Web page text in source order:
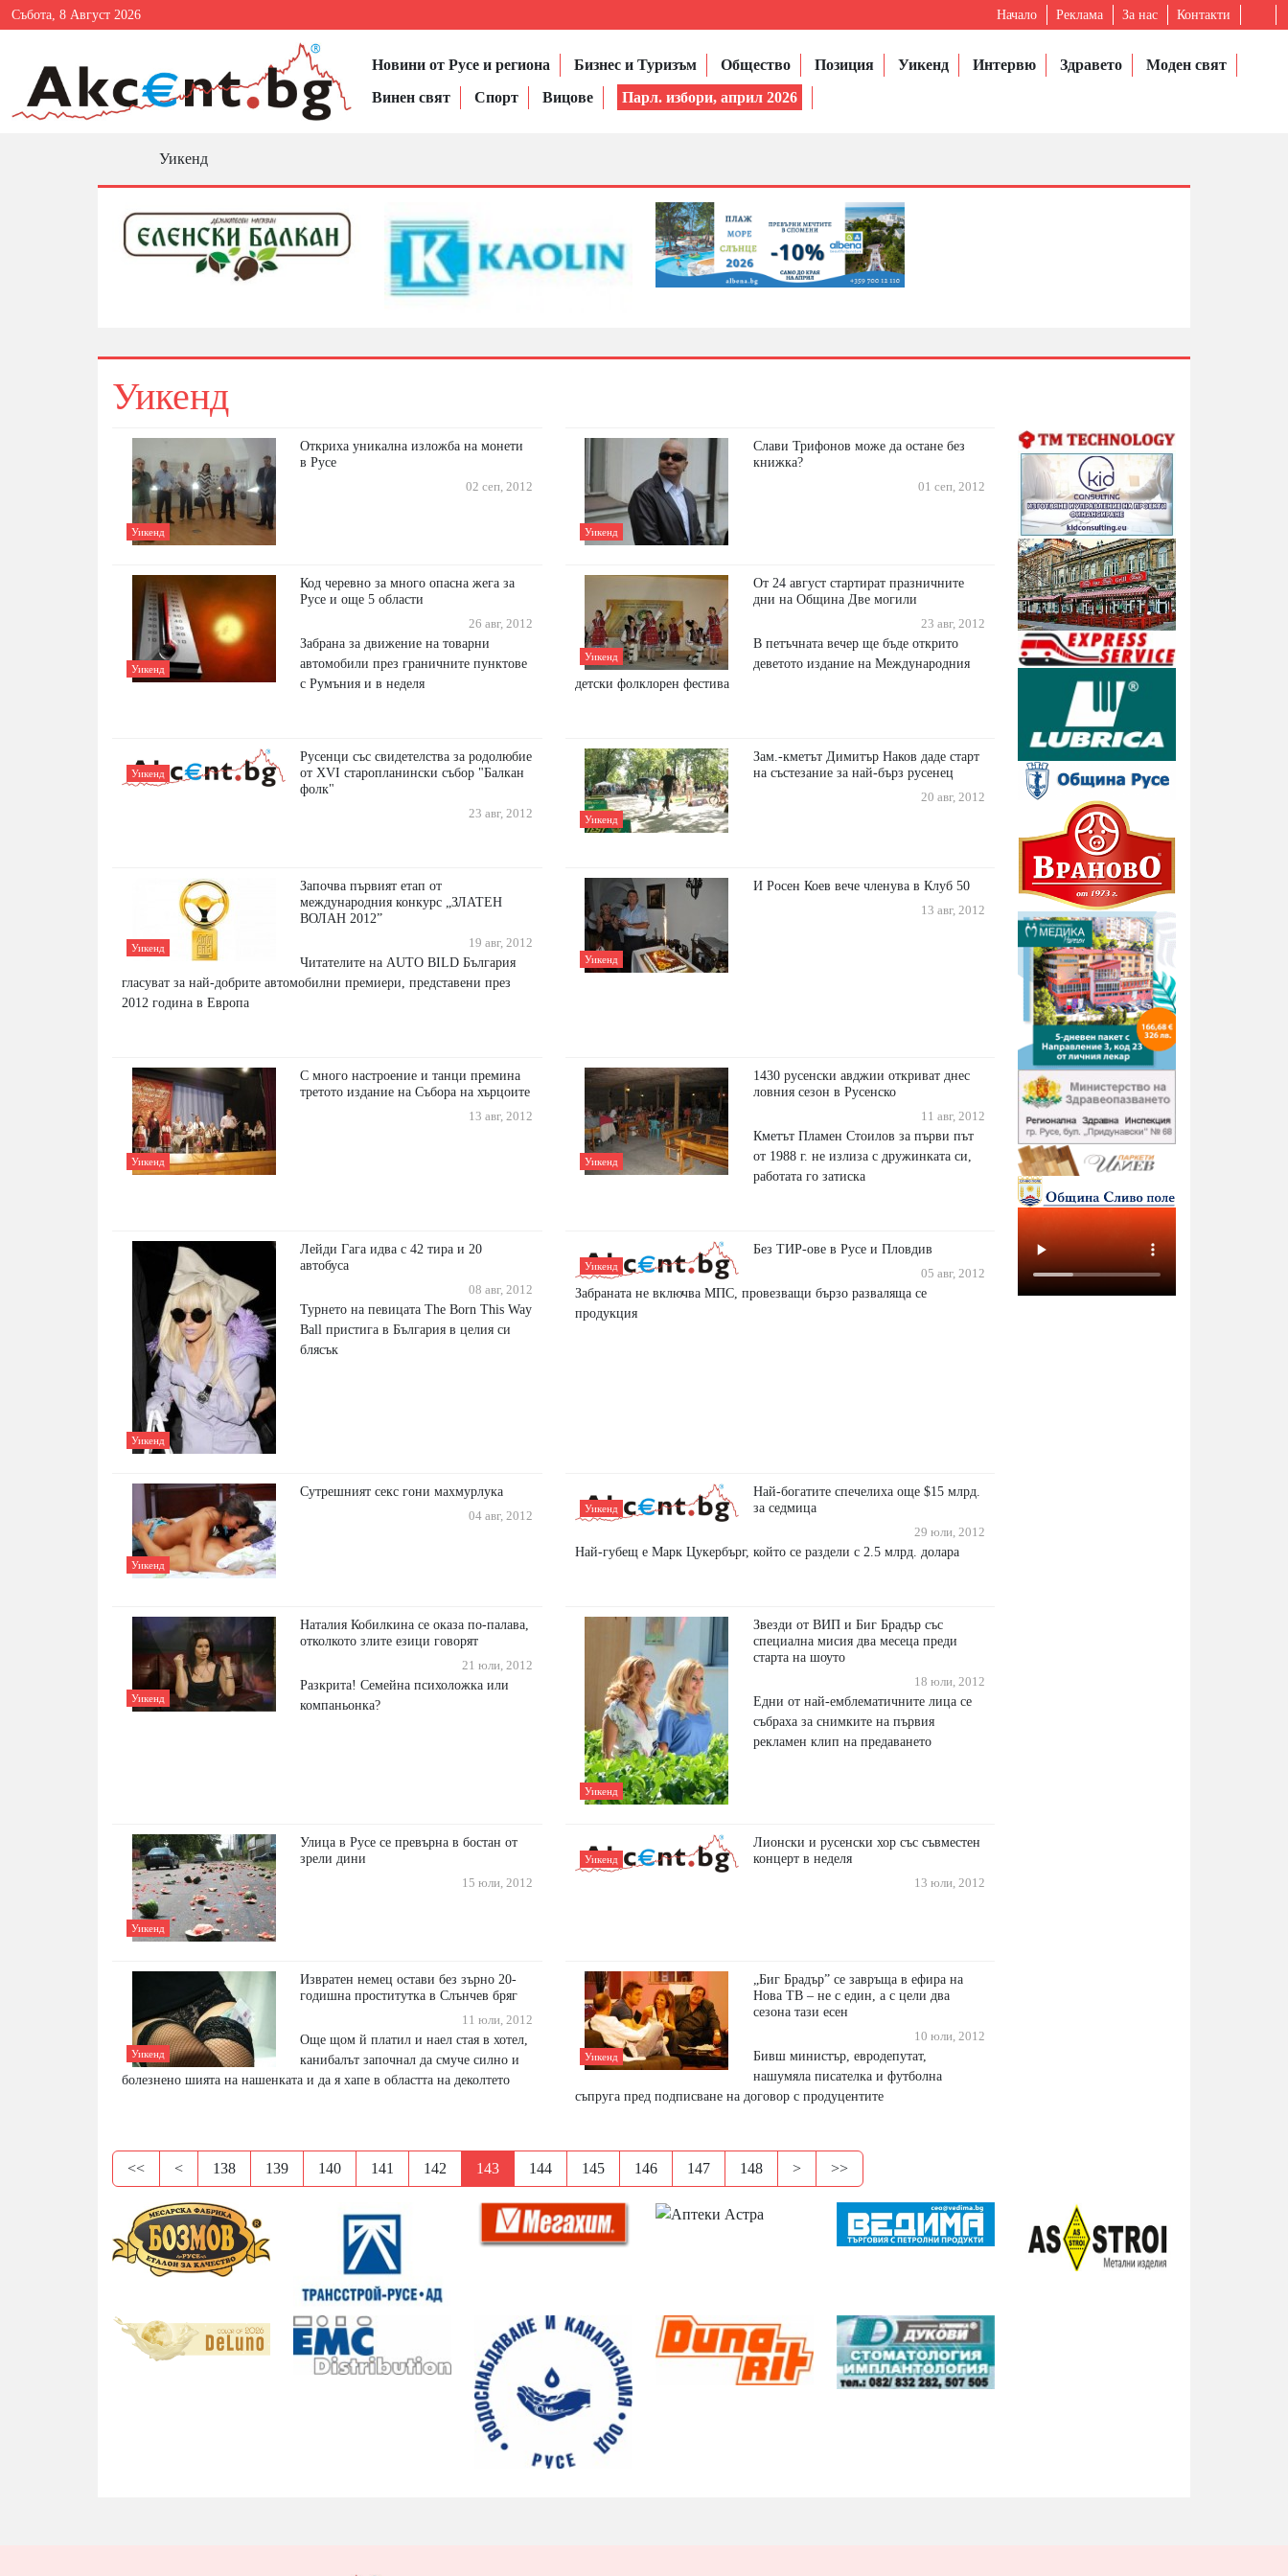
Събота, 8 Август 2026 Начало Реклама За нас Контакти
Новини от Русе и региона Бизнес и Туризъм Общество Позиция Уикенд Интервю Здравето
Моден свят
Винен свят
Спорт Вицове Парл. избори, април 2026
Уикенд
Уикенд
Уикенд
Откриха уникална изложба на монети
в Русе
02 сеп, 2012
Уикенд
Слави Трифонов може да остане без
книжка?
01 сеп, 2012
Уикенд
Код черевно за много опасна жега за
Русе и още 5 области
26 авг, 2012
Забрана за движение на товарни
автомобили през граничните пунктове
с Румъния и в неделя
Уикенд
От 24 август стартират празничните
дни на Община Две могили
23 авг, 2012
В петъчната вечер ще бъде открито
деветото издание на Международния
детски фолклорен фестива
Уикенд
Русенци със свидетелства за родолюбие
от XVI старопланински събор "Балкан
фолк"
23 авг, 2012 Уикенд
Зам.-кметът Димитър Наков даде старт
на състезание за най-бърз русенец
20 авг, 2012
Уикенд
Започва първият етап от
международния конкурс „ЗЛАТЕН
ВОЛАН 2012”
19 авг, 2012
Читателите на AUTO BILD България
гласуват за най-добрите автомобилни премиери, представени през
2012 година в Европа
Уикенд
И Росен Коев вече членува в Клуб 50
13 авг, 2012
Уикенд
С много настроение и танци премина
третото издание на Събора на хърцоите
13 авг, 2012
Уикенд
1430 русенски авджии откриват днес
ловния сезон в Русенско
11 авг, 2012
Кметът Пламен Стоилов за първи път
от 1988 г. не излиза с дружинката си,
работата го затиска
Уикенд
Лейди Гага идва с 42 тира и 20
автобуса
08 авг, 2012
Турнето на певицата The Born This Way
Ball пристига в България в целия си
блясък
Уикенд
Без ТИР-ове в Русе и Пловдив
05 авг, 2012
Забраната не включва МПС, провезващи бързо разваляща се
продукция
Уикенд
Сутрешният секс гони махмурлука
04 авг, 2012
Уикенд
Най-богатите спечелиха още $15 млрд.
за седмица
29 юли, 2012
Най-губещ е Марк Цукербърг, който се раздели с 2.5 млрд. долара
Уикенд
Наталия Кобилкина се оказа по-палава,
отколкото злите езици говорят
21 юли, 2012
Разкрита! Семейна психоложка или
компаньонка?
Уикенд
Звезди от ВИП и Биг Брадър със
специална мисия два месеца преди
старта на шоуто
18 юли, 2012
Едни от най-емблематичните лица се
събраха за снимките на първия
рекламен клип на предаването
Уикенд
Улица в Русе се превърна в бостан от
зрели дини
15 юли, 2012
Уикенд
Лионски и русенски хор със съвместен
концерт в неделя
13 юли, 2012
Уикенд
Извратен немец остави без зърно 20-
годишна проститутка в Слънчев бряг
11 юли, 2012
Още щом й платил и наел стая в хотел,
канибалът започнал да смуче силно и
болезнено шията на нашенката и да я хапе в областта на деколтето
Уикенд
„Биг Брадър” се завръща в ефира на
Нова ТВ – не с един, а с цели два
сезона тази есен
10 юли, 2012
Бивш министър, евродепутат,
нашумяла писателка и футболна
съпруга пред подписване на договор с продуцентите
<< < 138 139 140 141 142 143 144 145 146 147 148 > >>